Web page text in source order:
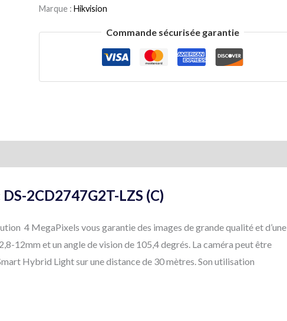
de
Marque :Hikvision
Commande sécurisée garantie
2CD2747G2T-LZS (C)
4 MegaPixels vous garantie des images de grande qualité et d’une
12mm et un angle de vision de 105,4 degrés. La caméra peut être
Hybrid Light sur une distance de 30 mètres. Son utilisation